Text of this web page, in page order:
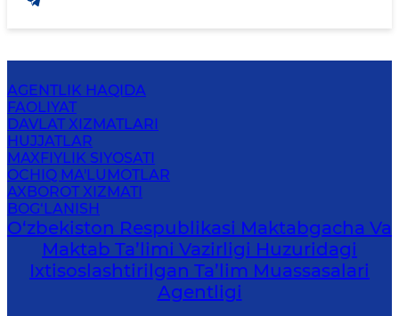
AGENTLIK HAQIDA
FAOLIYAT
DAVLAT XIZMATLARI
HUJJATLAR
MAXFIYLIK SIYOSATI
OCHIQ MA'LUMOTLAR
AXBOROT XIZMATI
BOG‘LANISH
O‘zbekiston Respublikasi Maktabgacha Va
Maktab Ta’limi Vazirligi Huzuridagi
Ixtisoslashtirilgan Ta’lim Muassasalari
Agentligi